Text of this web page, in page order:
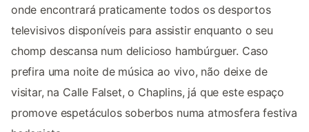
onde encontrará praticamente todos os desportos
televisivos disponíveis para assistir enquanto o seu
chomp descansa num delicioso hambúrguer. Caso
prefira uma noite de música ao vivo, não deixe de
visitar, na Calle Falset, o Chaplins, já que este espaço
promove espetáculos soberbos numa atmosfera festiva